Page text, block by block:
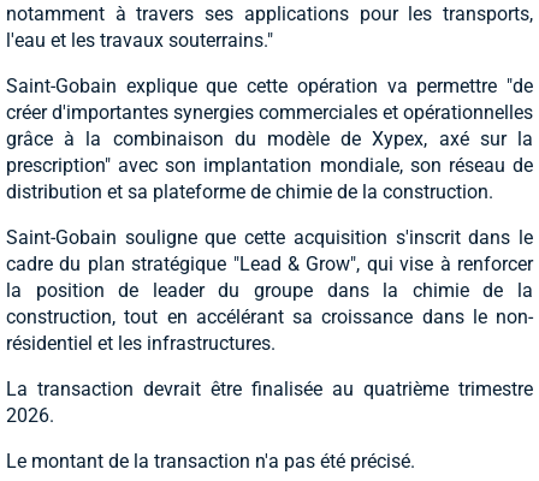
notamment à travers ses applications pour les transports,
l'eau et les travaux souterrains."
Saint-Gobain explique que cette opération va permettre "de
créer d'importantes synergies commerciales et opérationnelles
grâce à la combinaison du modèle de Xypex, axé sur la
prescription" avec son implantation mondiale, son réseau de
distribution et sa plateforme de chimie de la construction.
Saint-Gobain souligne que cette acquisition s'inscrit dans le
cadre du plan stratégique "Lead & Grow", qui vise à renforcer
la position de leader du groupe dans la chimie de la
construction, tout en accélérant sa croissance dans le non-
résidentiel et les infrastructures.
La transaction devrait être finalisée au quatrième trimestre
2026.
Le montant de la transaction n'a pas été précisé.